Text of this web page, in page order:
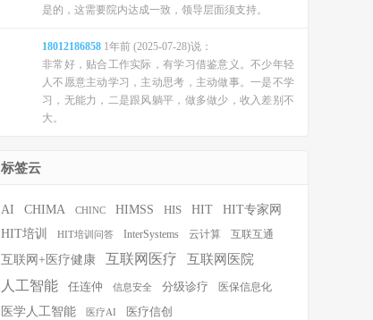
是的，这需要院内达成一致，领导层面须支持。
18012186858 1年前 (2025-07-28)说：
非常好，贴合工作实际，有学习借鉴意义。不少年轻
人不愿意主动学习，主动思考，主动做事。一是不学
习，无能力，二是跟风躺平，做多做少，收入差别不
大。
标签云
AI CHIMA CHINC HIMSS HIS HIT HIT专家网
HIT培训 HIT培训问答 InterSystems 云计算 互联互通
互联网+医疗健康 互联网医疗 互联网医院
人工智能 任连仲 信息安全 分级诊疗 医保信息化
医学人工智能 医疗AI 医疗信创